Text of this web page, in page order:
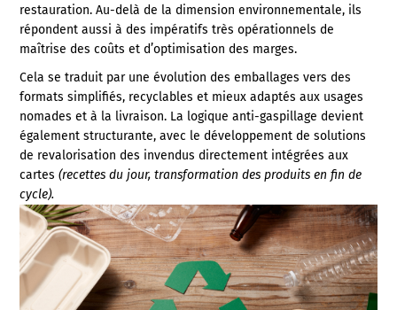
restauration. Au-delà de la dimension environnementale, ils
répondent aussi à des impératifs très opérationnels de
maîtrise des coûts et d’optimisation des marges.
Cela se traduit par une évolution des emballages vers des
formats simplifiés, recyclables et mieux adaptés aux usages
nomades et à la livraison. La logique anti-gaspillage devient
également structurante, avec le développement de solutions
de revalorisation des invendus directement intégrées aux
cartes(recettes du jour, transformation des produits en fin de
cycle).